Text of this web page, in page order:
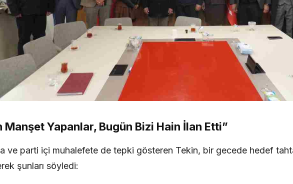
Manşet Yapanlar, Bugün Bizi Hain İlan Etti”
ve parti içi muhalefete de tepki gösteren Tekin, bir gecede hedef
şunları söyledi: